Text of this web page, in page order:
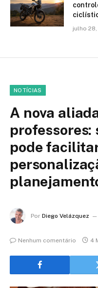
julho
NOTÍCIAS
A nova
professores:
pode
Por Diego Velázquez
Nenhum comentário 4